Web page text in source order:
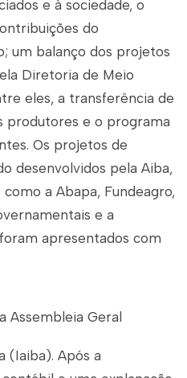
e à sociedade, o
do
um balanço dos projetos
Diretoria de Meio
eles, a transferência de
produtores e o programa
Os projetos de
desenvolvidos pela Aiba,
a Abapa, Fundeagro,
e a
apresentados com
Assembleia Geral
(Iaiba). Após a